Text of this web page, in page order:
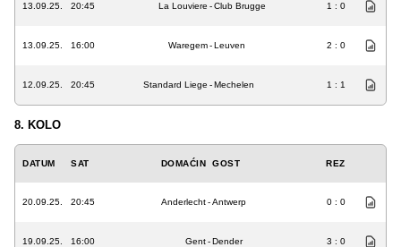
13.09.25. 20:45 La Louviere -Club Brugge 1 : 0
13.09.25. 16:00 Waregem-Leuven 2 : 0
12.09.25. 20:45 Standard Liege -Mechelen 1 : 1
8. KOLO
DATUM SAT DOMAĆIN GOST REZ
20.09.25. 20:45 Anderlecht-Antwerp 0 : 0
19.09.25. 16:00 Gent-Dender 3 : 0